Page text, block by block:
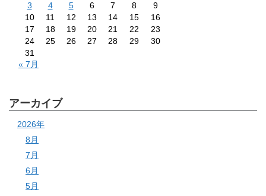
3
4 5 6 7 8
9
10
11 12 13 14 15
16
17
18 19 20 21 22
23
24
25 26 27 28 29
30
31
« 7月
アーカイブ
2026年
8月
7月
6月
5月